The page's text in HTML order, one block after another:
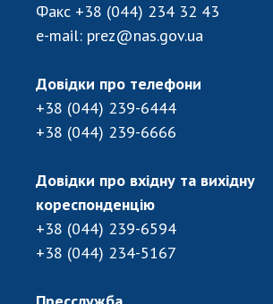
Членство в міжнародних
Міжнародні угоди
ДОКУМЕНТИ
Нормативні акти НАН України
Вибори до складу НАН України
Бланки документів
НОВИНИ
Факс +38 (044) 234 32 43
e-mail: prez@nas.gov.ua
Довідки про телефони
+38 (044) 239-6444
+38 (044) 239-6666
Довідки про вхідну та вихідну
кореспонденцію
+38 (044) 239-6594
+38 (044) 234-5167